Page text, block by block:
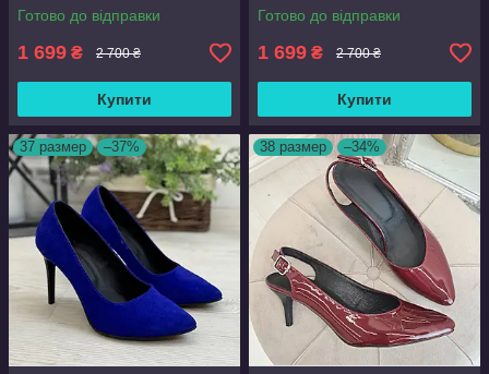
Готово до відправки
1 699 ₴ 2 700 ₴
Купити
Готово до відправки
1 699 ₴ 2 700 ₴
Купити
37 размер –37% 38 размер –34%